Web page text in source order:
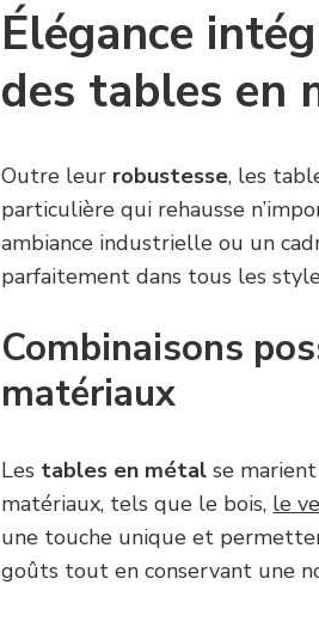
Élégance
des tables en
Outre leur robustesse, les
particulière qui rehausse
ambiance industrielle ou un
parfaitement dans tous les
Combinaisons
matériaux
Les tables en métal se
matériaux, tels que le bois, le
une touche unique et
goûts tout en conservant une